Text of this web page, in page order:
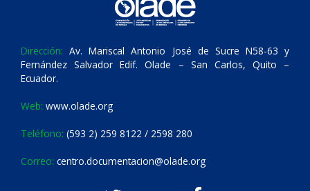
Dirección: Av. Mariscal Antonio José de Sucre N58-63 y
Fernández Salvador Edif. Olade – San Carlos, Quito –
Ecuador.
Web: www.olade.org
Teléfono: (593 2) 259 8122 / 2598 280
Correo: centro.documentacion@olade.org